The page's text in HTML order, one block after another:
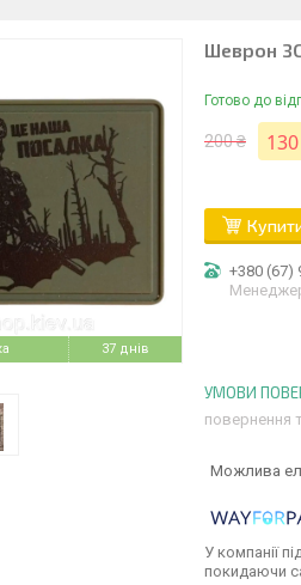
37 днів
Шеврон
Готово до
200 ₴
+380 (67)
повернення
У компанії
покидаючи